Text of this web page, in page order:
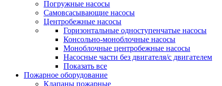
Погружные насосы
Самовсасывающие насосы
Центробежные насосы
Горизонтальные одноступенчатые насосы
Консольно-моноблочные насосы
Моноблочные центробежные насосы
Насосные части без двигателя/с двигателем
Показать все
Пожарное оборудование
Клапаны пожарные